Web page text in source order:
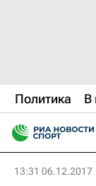
Политика В
13:31 06.12.2017